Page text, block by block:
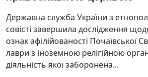
Державна служба України з
совісті завершила дослідження
ознак афілійованості Почаївської
лаври з іноземною релігійною
діяльність якої заборонена...